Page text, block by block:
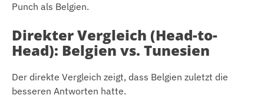
Punch als Belgien.
Direkter Vergleich (Head-to-
Head): Belgien vs. Tunesien
Der direkte Vergleich zeigt, dass Belgien zuletzt die
besseren Antworten hatte.